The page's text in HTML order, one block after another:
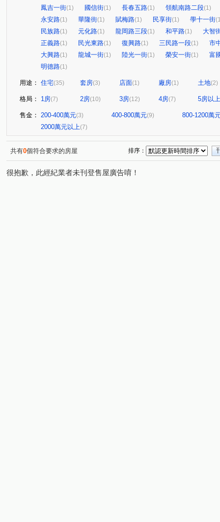
鳳吉一街(1) 國信街(1) 長春五路(1) 領航南路二段(1)
永安路(1) 華隆街(1) 賦梅路(1) 民享街(1) 學十一街
民族路(1) 元化路(1) 龍岡路三段(1) 和平路(1)
大智
正義路(1) 民光東路(1) 復興路(1) 三民路一段(1)
市
大興路(1) 龍城一街(1) 陸光一街(1) 榮安一街(1)
富
明德路(1)
用途： 住宅(35) 套房(3) 店面(1) 廠房(1) 土地(2)
格局： 1房(7) 2房(10) 3房(12) 4房(7) 5房以上
售金： 200-400萬元(3) 400-800萬元(9)
800-1200萬
2000萬元以上(7)
共有0個符合要求的房屋 排序：
很抱歉，此經紀業者未刊登售屋廣告唷！